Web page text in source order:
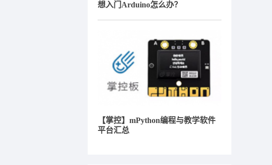
想入门Arduino怎么办？
【掌控】mPython编程与教学软件
平台汇总